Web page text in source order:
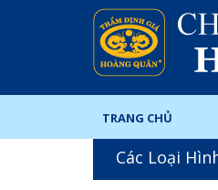
TRANG CHỦ
Các Loại